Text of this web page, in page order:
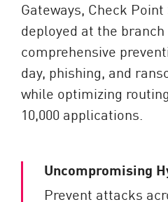
Gateways, Check Point
deployed at the
comprehensive
day, phishing, and
while optimizing
10,000 applications.
Uncompromising
Prevent attacks